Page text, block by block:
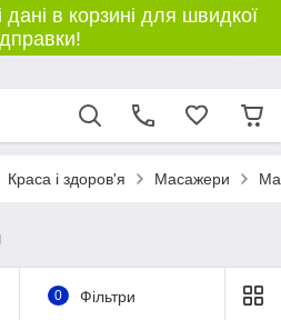
в корзині для швидкої
Краса і здоров'я Масажери
0 Фільтри